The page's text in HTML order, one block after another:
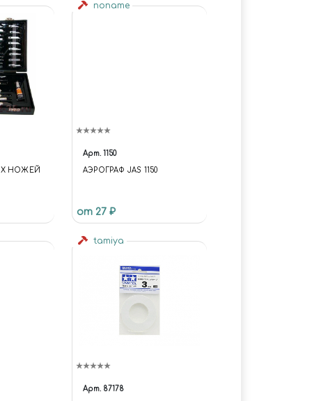
НОЖЕЙ
noname
Арт. 1150
АЭРОГРАФ JAS 1150
от 27 ₽
tamiya
Арт. 87178